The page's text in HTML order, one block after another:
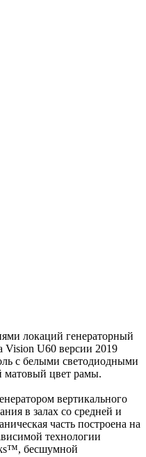
локаций генераторный
Vision U60 версии 2019
с белыми светодиодными
матовый цвет рамы.
вертикального
в залах со средней и
часть построена на
технологии
бесшумной